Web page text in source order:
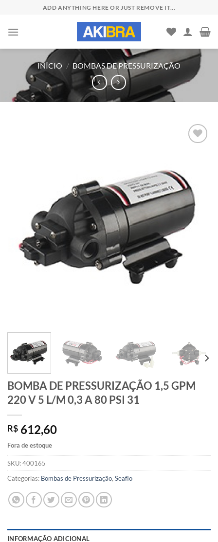
content
ADD ANYTHING HERE OR JUST REMOVE IT...
INÍCIO / BOMBAS DE PRESSURIZAÇÃO
BOMBA DE PRESSURIZAÇÃO 1,5 GPM
220 V 5 L/M 0,3 A 80 PSI 31
R$ 612,60
Fora de estoque
SKU:400165
Categorias: Bombas de Pressurização, Seaflo
INFORMAÇÃO ADICIONAL